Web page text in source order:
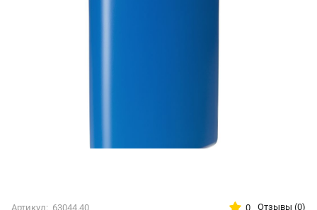
Артикул: 63044.40 0 Отзывы (0)